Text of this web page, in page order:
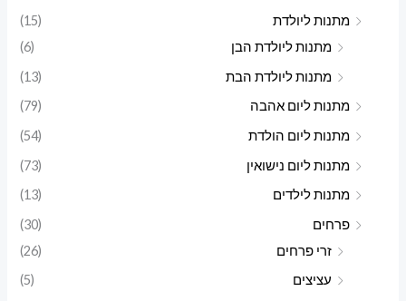
מתנות ליולדת
(15)
מתנות ליולדת הבן
(6)
מתנות ליולדת הבת
(13)
מתנות ליום אהבה
(79)
מתנות ליום הולדת
(54)
מתנות ליום נישואין
(73)
מתנות לילדים
(13)
פרחים
(30)
זרי פרחים
(26)
עציצים
(5)